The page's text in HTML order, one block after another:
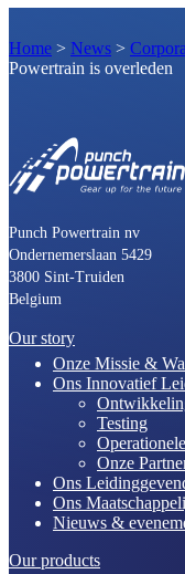
Home > News >
Powertrain is overleden
Punch Powertrain nv
Ondernemerslaan 5429
3800 Sint-Truiden
Belgium
Our story
Onze Missie &
Ons Innovatief
Testing
Onze
Ons
Ons
Nieuws &
Our products